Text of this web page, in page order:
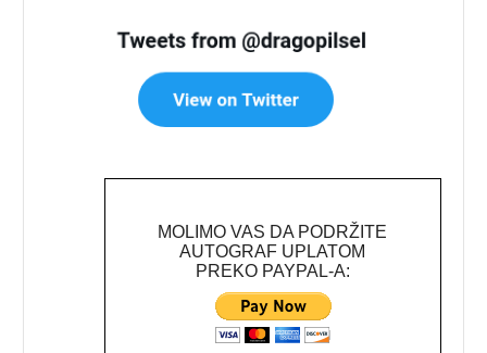
MOLIMO VAS DA PODRŽITE
AUTOGRAF UPLATOM
PREKO PAYPAL-A: